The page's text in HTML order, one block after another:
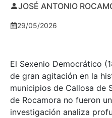
JOSÉ ANTONIO
29/05/2026
El Sexenio Democrático
de gran agitación en la
municipios de Callosa de
de Rocamora no fueron
investigación analiza